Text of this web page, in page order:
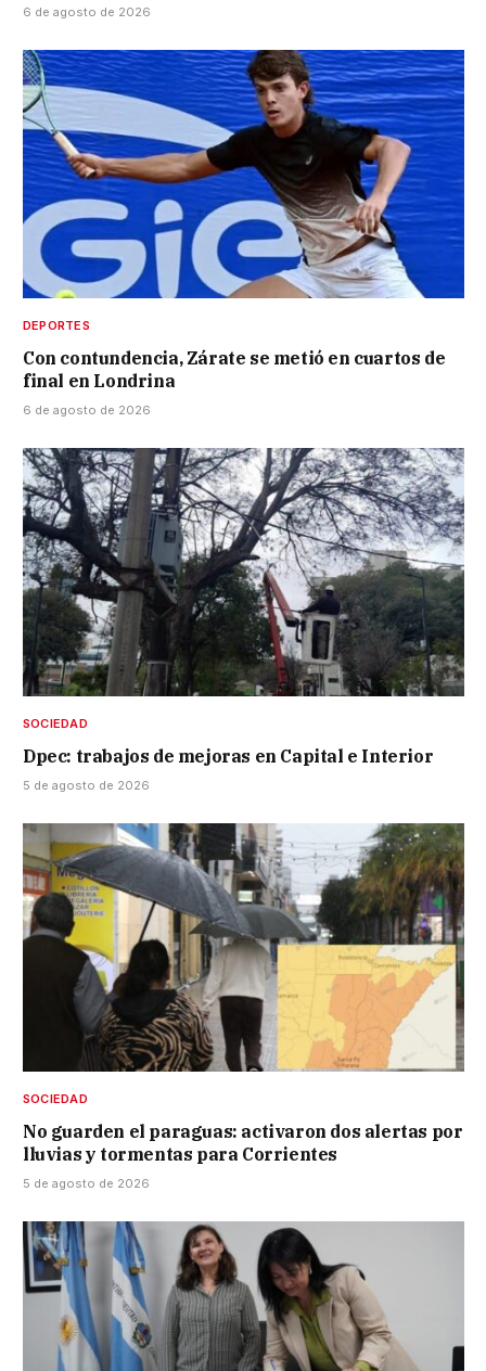
6 de agosto de 2026
DEPORTES
Con contundencia, Zárate se metió en cuartos de
final en Londrina
6 de agosto de 2026
SOCIEDAD
Dpec: trabajos de mejoras en Capital e Interior
5 de agosto de 2026
SOCIEDAD
No guarden el paraguas: activaron dos alertas por
lluvias y tormentas para Corrientes
5 de agosto de 2026